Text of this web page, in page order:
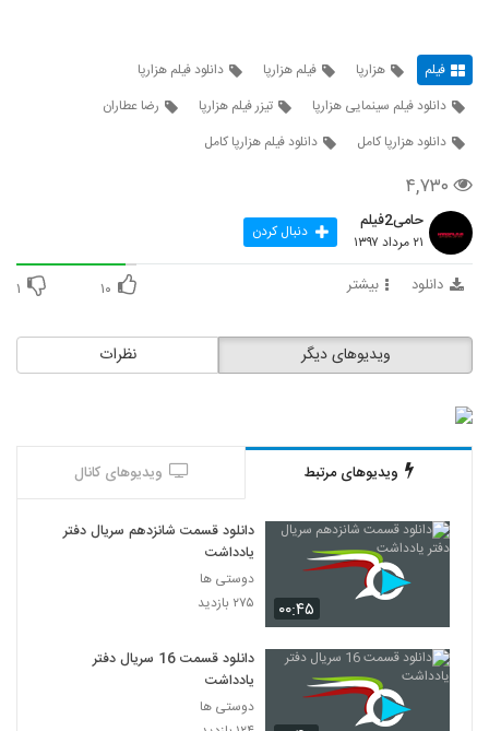
فیلم هزارپا فیلم هزارپا
دانلود فیلم هزارپا
دانلود فیلم سینمایی هزارپا
تیزر فیلم هزارپا
رضا عطاران
دانلود هزارپا کامل
دانلود فیلم هزارپا کامل
۴,۷۳۰
حامی2فیلم
۲۱ مرداد ۱۳۹۷ دنبال کردن
دانلود بیشتر ۱۰ ۱
نظرات ویدیوهای دیگر
ویدیوهای مرتبط ویدیوهای کانال
۰۰:۴۵
دانلود قسمت شانزدهم سریال دفتر
یادداشت
دوستی ها
۲۷۵ بازدید
دانلود قسمت 16 سریال دفتر
یادداشت
دوستی ها